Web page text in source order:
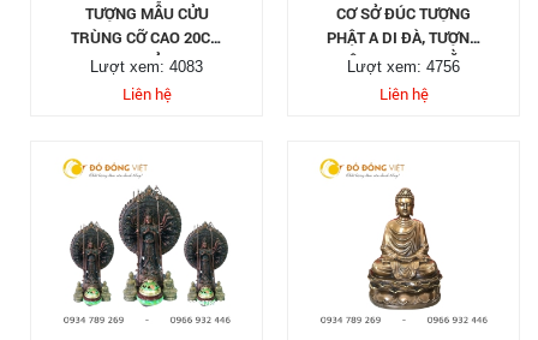
TƯỢNG MẪU CỬU
TRÙNG CỠ CAO 20CM
NHỎ
Lượt xem: 4083
Liên hệ
CƠ SỞ ĐÚC TƯỢNG
PHẬT A DI ĐÀ, TƯỢNG
PHẬT DƯỢC SƯ BẰNG
ĐỒNG
Lượt xem: 4756
Liên hệ